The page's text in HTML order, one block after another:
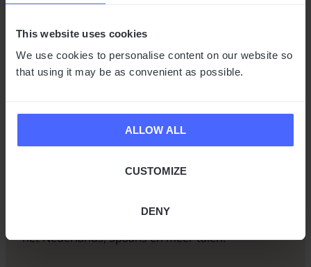
This website uses cookies
We use cookies to personalise content on our website so
that using it may be as convenient as possible.
ALLOW ALL
CUSTOMIZE
DENY
WAT IS INBEGREPEN?
Geïntegreerde internationale simkaart
het Nederlands, Spaans en meer talen.